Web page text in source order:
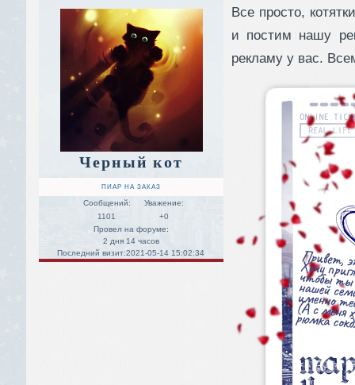
Черный кот
ПИАР НА ЗАКАЗ
Сообщений:
1101
Уважение:
+0
Провел на форуме:
2 дня 14 часов
Последний визит:2021-05-14 15:02:34
Все просто,
и постим нашу
рекламу у вас.